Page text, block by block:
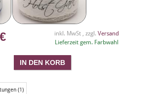
€ inkl. MwSt , zzgl. Versand
Lieferzeit gem. Farbwahl
(1)